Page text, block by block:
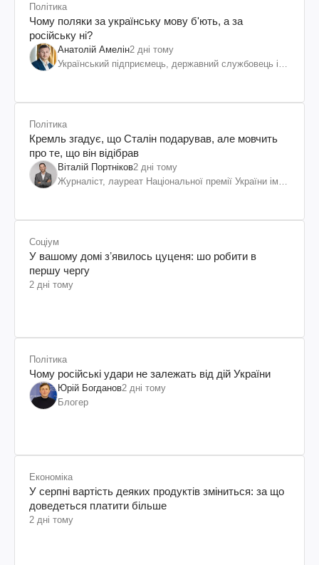
Політика
Чому поляки за українську мову б'ють, а за
російську ні?
Анатолій Амелін2 дні тому
Український підприємець, державний службовець і
Політика
Кремль згадує, що Сталін подарував, але мовчить
про те, що він відібрав
Віталій Портніков2 дні тому
Журналіст, лауреат Національної премії України ім.
Соціум
У вашому домі зʼявилось цуценя: шо робити в
першу чергу
2 дні тому
Політика
Чому російські удари не залежать від дій України
Юрій Богданов2 дні тому
Блогер
Економіка
У серпні вартість деяких продуктів зміниться: за що
доведеться платити більше
2 дні тому